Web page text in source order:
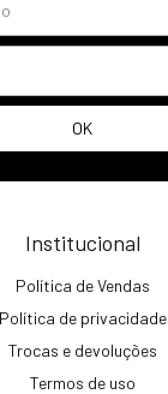
Institucional
Política de Vendas
Política de privacidade
Trocas e devoluções
Termos de uso